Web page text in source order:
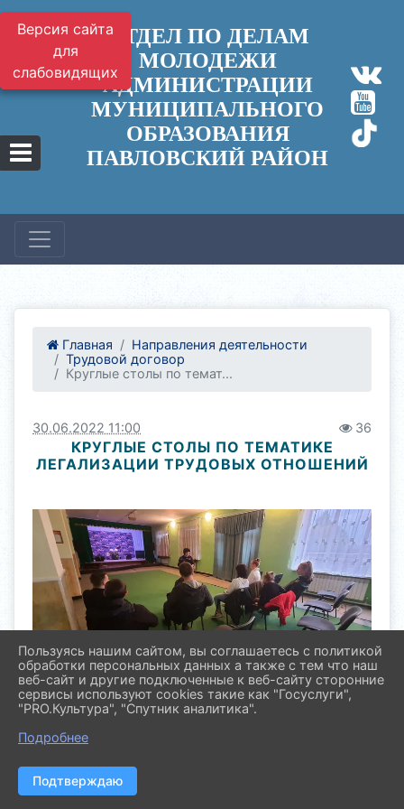
Версия сайта
для
слабовидящих
ОТДЕЛ ПО ДЕЛАМ
МОЛОДЕЖИ
АДМИНИСТРАЦИИ
МУНИЦИПАЛЬНОГО
ОБРАЗОВАНИЯ
ПАВЛОВСКИЙ РАЙОН
Главная
Направления деятельности
Трудовой договор
Круглые столы по темат...
30.06.2022 11:00 36
КРУГЛЫЕ СТОЛЫ ПО ТЕМАТИКЕ
ЛЕГАЛИЗАЦИИ ТРУДОВЫХ ОТНОШЕНИЙ
Пользуясь нашим сайтом, вы соглашаетесь с политикой
обработки персональных данных а также с тем что наш
веб-сайт и другие подключенные к веб-сайту сторонние
сервисы используют cookies такие как "Госуслуги",
"PRO.Культура", "Спутник аналитика".
Подробнее
Подтверждаю